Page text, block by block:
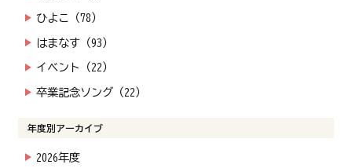
ひよこ（78）
はまなす（93）
イベント（22）
卒業記念ソング（22）
年度別アーカイブ
2026年度